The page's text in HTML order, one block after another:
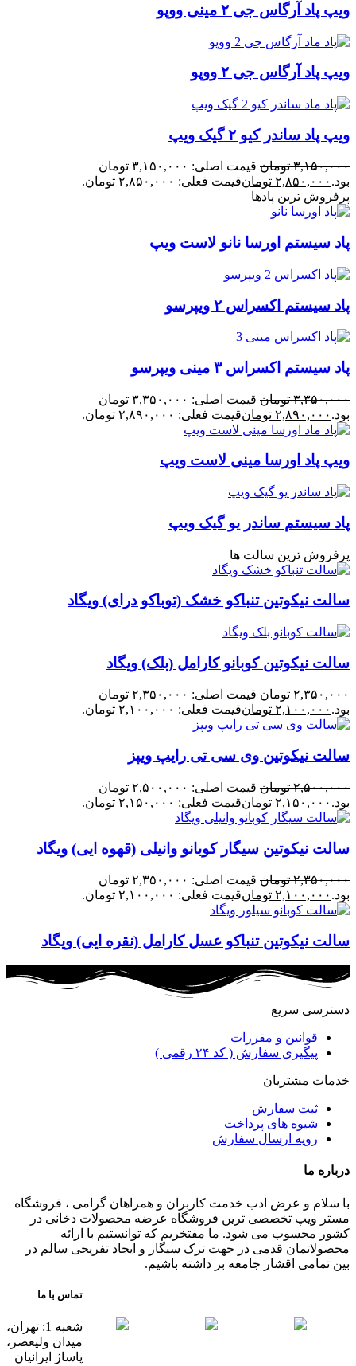
ویپ پاد آرگاس جی ۲ مینی ووپو
ویپ پاد آرگاس جی ۲ ووپو
ویپ پاد ساندر کیو ۲ گیک ویپ
۳,۱۵۰,۰۰۰ تومان
قیمت اصلی: ۳,۱۵۰,۰۰۰ تومان
بود. ۲,۸۵۰,۰۰۰ تومانقیمت فعلی: ۲,۸۵۰,۰۰۰ تومان.
پرفروش ترین پادها
پاد سیستم اورسا نانو لاست ویپ
پاد سیستم اکسراس ۲ ویپرسو
پاد سیستم اکسراس ۳ مینی ویپرسو
۳,۳۵۰,۰۰۰ تومان
قیمت اصلی: ۳,۳۵۰,۰۰۰ تومان
بود. ۲,۸۹۰,۰۰۰ تومانقیمت فعلی: ۲,۸۹۰,۰۰۰ تومان.
ویپ پاد اورسا مینی لاست ویپ
پاد سیستم ساندر یو گیک ویپ
پرفروش ترین سالت ها
سالت نیکوتین تنباکو خشک (توباکو درای) ویگاد
سالت نیکوتین کوبانو کارامل (بلک) ویگاد
۲,۳۵۰,۰۰۰ تومان
قیمت اصلی: ۲,۳۵۰,۰۰۰ تومان
بود. ۲,۱۰۰,۰۰۰ تومانقیمت فعلی: ۲,۱۰۰,۰۰۰ تومان.
سالت نیکوتین وی سی تی رایپ ویپز
۲,۵۰۰,۰۰۰ تومان
قیمت اصلی: ۲,۵۰۰,۰۰۰ تومان
بود. ۲,۱۵۰,۰۰۰ تومانقیمت فعلی: ۲,۱۵۰,۰۰۰ تومان.
سالت نیکوتین سیگار کوبانو وانیلی (قهوه ایی) ویگاد
۲,۳۵۰,۰۰۰ تومان
قیمت اصلی: ۲,۳۵۰,۰۰۰ تومان
بود. ۲,۱۰۰,۰۰۰ تومانقیمت فعلی: ۲,۱۰۰,۰۰۰ تومان.
سالت نیکوتین تنباکو عسل کارامل (نقره ایی) ویگاد
دسترسی سریع
قوانین و مقررات
پیگیری سفارش ( کد ۲۴ رقمی )
خدمات مشتریان
ثبت سفارش
شیوه های پرداخت
رویه ارسال سفارش
درباره ما
با سلام و عرض ادب خدمت کاربران و همراهان گرامی ، فروشگاه
مستر ویپ تخصصی ترین فروشگاه عرضه محصولات دخانی در
کشور محسوب می شود. ما مفتخریم که توانستیم با ارائه
محصولاتمان قدمی در جهت ترک سیگار و ایجاد تفریحی سالم در
بین تمامی اقشار جامعه بر داشته باشیم.
تماس با ما
شعبه 1: تهران،
میدان ولیعصر،
پاساژ ایرانیان